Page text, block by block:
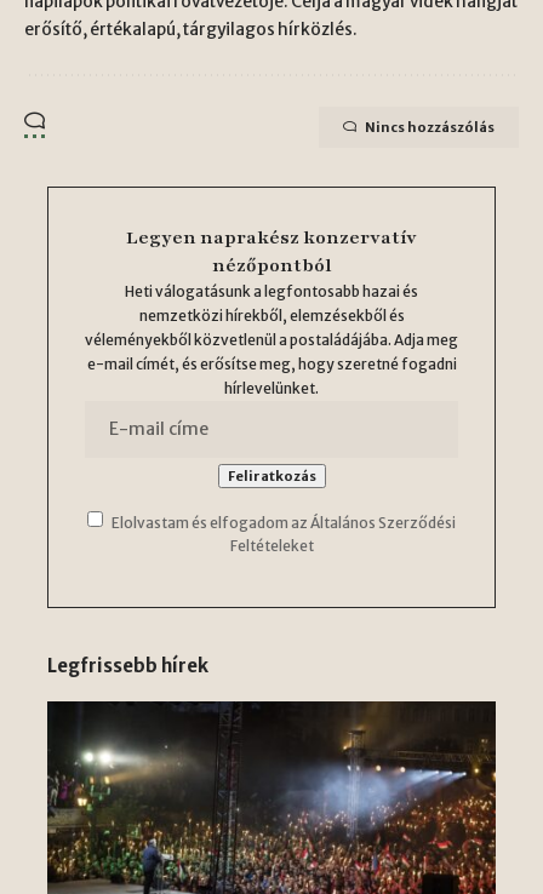
erősítő, értékalapú, tárgyilagos hírközlés.
Nincs hozzászólás
Legyen naprakész konzervatív
nézőpontból
Heti válogatásunk a legfontosabb hazai és
nemzetközi hírekből, elemzésekből és
véleményekből közvetlenül a postaládájába. Adja meg
e-mail címét, és erősítse meg, hogy szeretné fogadni
hírlevelünket.
Elolvastam és elfogadom az Általános Szerződési
Feltételeket
Legfrissebb hírek